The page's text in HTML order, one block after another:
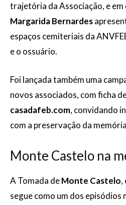
trajetória da Associação, e em
Margarida Bernardes
espaços cemiteriais da
e o ossuário.
Foi lançada também uma
novos associados, com ficha
casadafeb.com, convidando
com a preservação da
Monte Castelo na
A Tomada deMonte Castelo,
segue como um dos episódios